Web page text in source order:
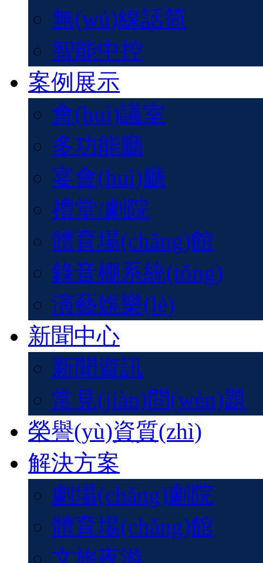
無(wú)線話筒
智能中控
案例展示
會(huì)議室
多功能廳
宴會(huì)廳
禮堂/劇院
體育場(chǎng)館
錄音棚系統(tǒng)
演藝娛樂(lè)
新聞中心
新聞資訊
常見(jiàn)問(wèn)題
榮譽(yù)資質(zhì)
解決方案
劇場(chǎng)劇院
體育場(chǎng)館
文旅夜游